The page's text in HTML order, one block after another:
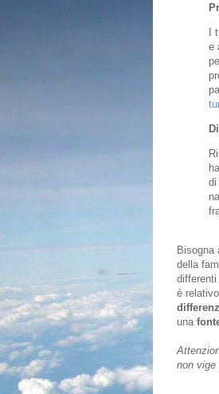
I
e
di
Bisogna
della
è
una
non vige